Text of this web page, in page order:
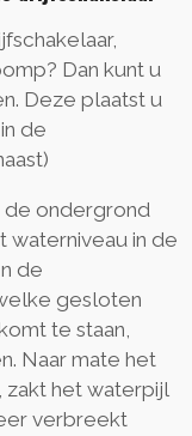
Dan kunt u
Deze plaatst u
de
de ondergrond
waterniveau in de
de
gesloten
te staan,
Naar mate het
het waterpijl
verbreekt